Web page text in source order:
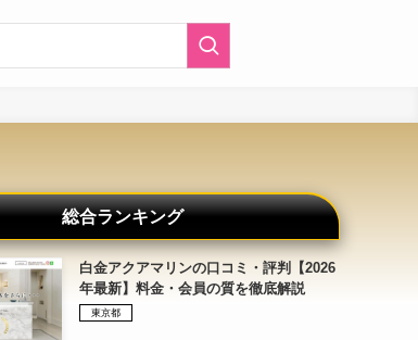
総合ランキング
白金アクアマリンの口コミ・評判【2026
年最新】料金・会員の質を徹底解説
東京都